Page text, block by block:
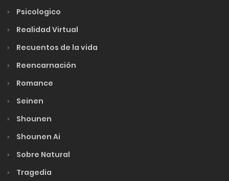
Psicologico
Realidad Virtual
Recuentos de la vida
Reencarnación
Romance
Seinen
Shounen
Shounen Ai
Sobre Natural
Tragedia